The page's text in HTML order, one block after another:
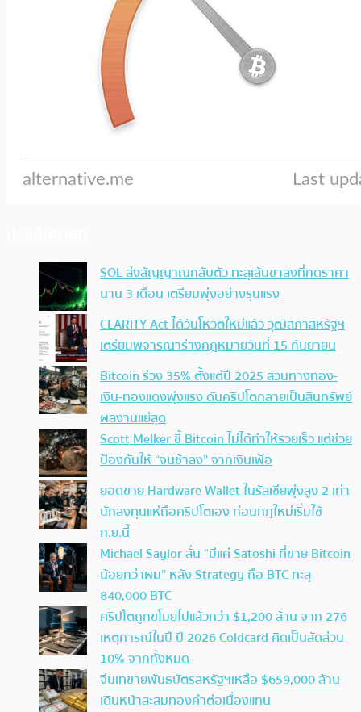
SOL ส่งสัญญาณกลับตัว ทะลุเส้นขาลงที่กดราคา
นาน 3 เดือน เตรียมพุ่งอย่างรุนแรง
CLARITY Act ได้วันโหวตใหม่แล้ว วุฒิสภาสหรัฐฯ
เตรียมพิจารณาร่างกฎหมายวันที่ 15 กันยายน
Bitcoin ร่วง 35% ตั้งแต่ปี 2025 สวนทางทอง-
เงิน-ทองแดงพุ่งแรง ดันคริปโตกลายเป็นสินทรัพย์
ผลงานแย่สุด
Scott Melker ชี้ Bitcoin ไม่ได้ทำให้รวยเร็ว แต่ช่วย
ป้องกันให้ “จนช้าลง” จากเงินเฟ้อ
ยอดขาย Hardware Wallet ในรัสเซียพุ่งสูง 2 เท่า
นักลงทุนแห่ถือคริปโตเอง ก่อนกฎใหม่เริ่มใช้
ก.ย.นี้
Michael Saylor ลั่น “มีแค่ Satoshi ที่ขาย Bitcoin
น้อยกว่าผม” หลัง Strategy ถือ BTC ทะลุ
840,000 BTC
คริปโตถูกขโมยไปแล้วกว่า $1,200 ล้าน จาก 276
เหตุการณ์ในปี ปี 2026 Coldcard คิดเป็นสัดส่วน
10% จากทั้งหมด
จีนเทขายพันธบัตรสหรัฐฯเหลือ $659,000 ล้าน
เดินหน้าสะสมทองคำต่อเนื่องแทน